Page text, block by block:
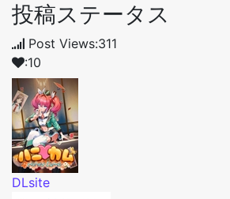
投稿ステータス
Post Views:311
:10
DLsite